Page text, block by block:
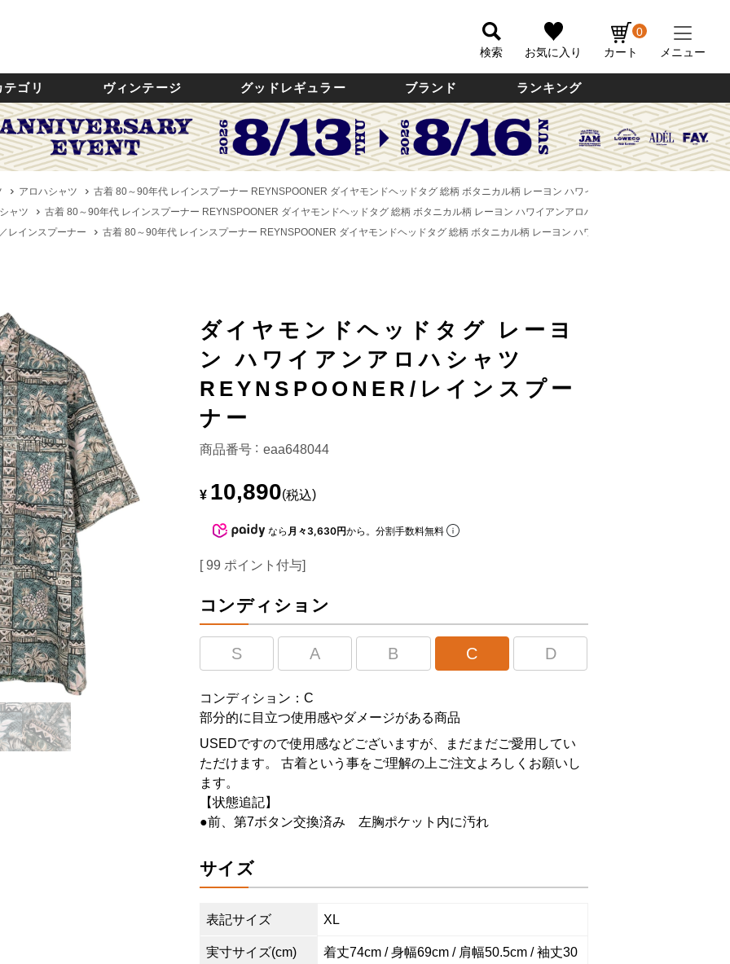
検索 お気に入り カート
0
メニュー
テゴリ ヴィンテージ グッドレギュラー ブランド ランキング
アロハシャツ
古着 80～90年代 レインスプーナー REYNSPOONER ダイヤモンドヘッドタグ 総柄 ボタニカル柄 レーヨン ハワイアンアロハシャツ ボックス
ャツ
古着 80～90年代 レインスプーナー REYNSPOONER ダイヤモンドヘッドタグ 総柄 ボタニカル柄 レーヨン ハワイアンアロハシャツ ボックスシャツ ハワ
レインスプーナー
古着 80～90年代 レインスプーナー REYNSPOONER ダイヤモンドヘッドタグ 総柄 ボタニカル柄 レーヨン ハワイアンアロハシャツ ボック
ダイヤモンドヘッドタグ レーヨ
ン ハワイアンアロハシャツ
REYNSPOONER/レインスプー
ナー
商品番号 eaa648044
¥ 10,890 税込
なら 月々3,630円から。分割手数料無料
[ 99 ポイント付与]
コンディション
S A B C D
コンディション：C
部分的に目立つ使用感やダメージがある商品
USEDですので使用感などございますが、まだまだご愛用してい
ただけます。 古着という事をご理解の上ご注文よろしくお願いし
ます。
【状態追記】
●前、第7ボタン交換済み 左胸ポケット内に汚れ
サイズ
表記サイズ XL
実寸サイズ(cm)
着丈74cm / 身幅69cm / 肩幅50.5cm / 袖丈30